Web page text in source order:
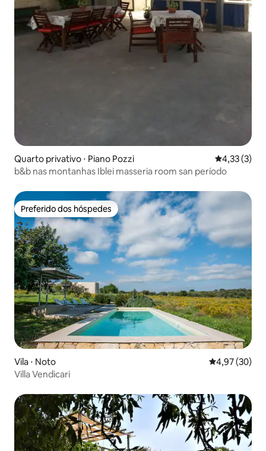
Quarto privativo ⋅ Piano Pozzi 4,33 de
4,33 (3)
b&b nas montanhas Iblei masseria room san período
Preferido dos hóspedes
Preferido dos hóspedes
Vila ⋅ Noto 4,97 de uma
4,97 (30)
Villa Vendicari